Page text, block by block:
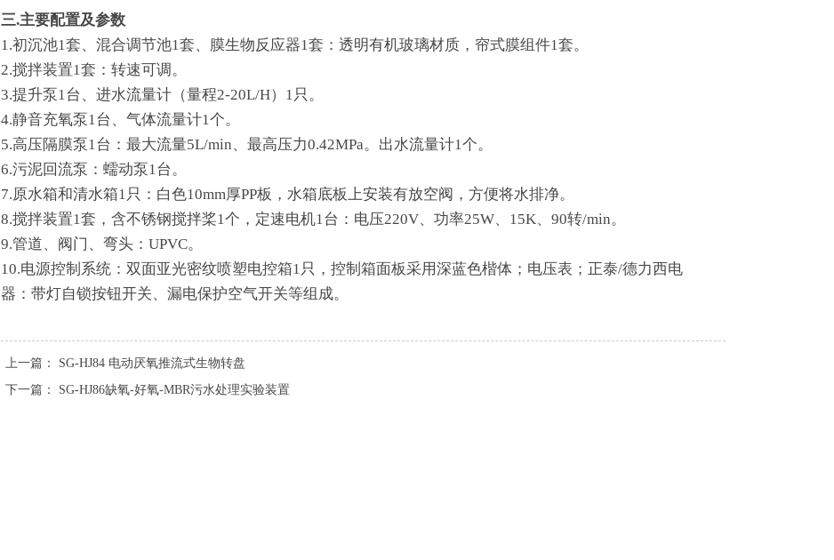
三.主要配置及参数
1.初沉池1套、混合调节池1套、膜生物反应器1套：透明有机玻璃材质，帘式膜组件1套。
2.搅拌装置1套：转速可调。
3.提升泵1台、进水流量计（量程2-20L/H）1只。
4.静音充氧泵1台、气体流量计1个。
5.高压隔膜泵1台：最大流量5L/min、最高压力0.42MPa。出水流量计1个。
6.污泥回流泵：蠕动泵1台。
7.原水箱和清水箱1只：白色10mm厚PP板，水箱底板上安装有放空阀，方便将水排净。
8.搅拌装置1套，含不锈钢搅拌桨1个，定速电机1台：电压220V、功率25W、15K、90转/min。
9.管道、阀门、弯头：UPVC。
10.电源控制系统：双面亚光密纹喷塑电控箱1只，控制箱面板采用深蓝色楷体；电压表；正泰/德力西电
器：带灯自锁按钮开关、漏电保护空气开关等组成。
上一篇： SG-HJ84 电动厌氧推流式生物转盘
下一篇： SG-HJ86缺氧-好氧-MBR污水处理实验装置